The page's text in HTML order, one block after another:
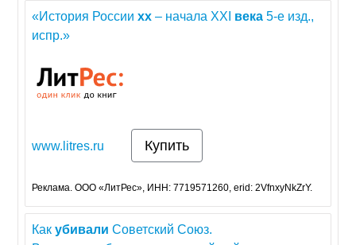
«История Россиихх – начала ХХI века 5-е изд.,
испр.»
www.litres.ru Купить
Реклама. ООО «ЛитРес», ИНН: 7719571260, erid: 2VfnxyNkZrY.
Какубивали Советский Союз.